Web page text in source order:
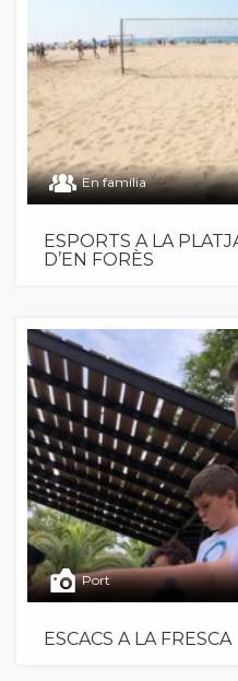
En família
ESPORTS A LA
D’EN FORÈS
Port
ESCACS A LA FRESCA